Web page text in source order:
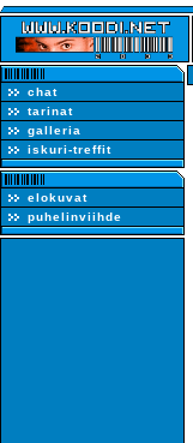
chat
tarinat
galleria
iskuri-treffit
elokuvat
puhelinviihde